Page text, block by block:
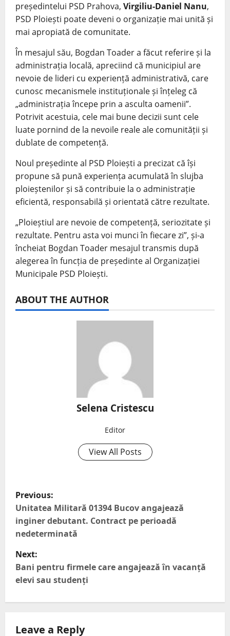
președintelui PSD Prahova, Virgiliu-Daniel Nanu,
PSD Ploiești poate deveni o organizație mai unită și
mai apropiată de comunitate.
În mesajul său, Bogdan Toader a făcut referire și la
administrația locală, apreciind că municipiul are
nevoie de lideri cu experiență administrativă, care
cunosc mecanismele instituționale și înțeleg că
„administrația începe prin a asculta oamenii”.
Potrivit acestuia, cele mai bune decizii sunt cele
luate pornind de la nevoile reale ale comunității și
dublate de competență.
Noul președinte al PSD Ploiești a precizat că își
propune să pună experiența acumulată în slujba
ploieștenilor și să contribuie la o administrație
eficientă, responsabilă și orientată către rezultate.
„Ploieștiul are nevoie de competență, seriozitate și
rezultate. Pentru asta voi munci în fiecare zi”, și-a
încheiat Bogdan Toader mesajul transmis după
alegerea în funcția de președinte al Organizației
Municipale PSD Ploiești.
ABOUT THE AUTHOR
Selena Cristescu
Editor
View All Posts
P
o
s
t
n
a
i
g
Previous:
Unitatea Militară 01394 Bucov angajează
inginer debutant. Contract pe perioadă
nedeterminată
Next:
Bani pentru firmele care angajează în vacanță
elevi sau studenți
Leave a Reply